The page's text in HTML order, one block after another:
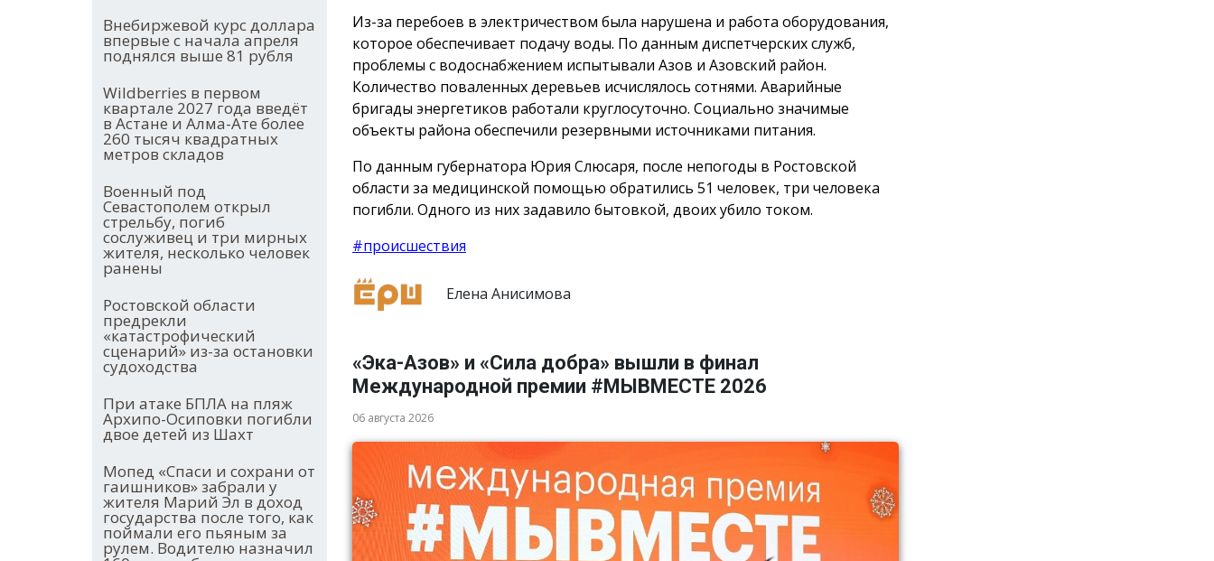
Внебиржевой курс доллара
впервые с начала апреля
поднялся выше 81 рубля
Wildberries в первом
квартале 2027 года введёт
в Астане и Алма-Ате более
260 тысяч квадратных
метров складов
Военный под
Севастополем открыл
стрельбу, погиб
сослуживец и три мирных
жителя, несколько человек
ранены
Ростовской области
предрекли
«катастрофический
сценарий» из-за остановки
судоходства
При атаке БПЛА на пляж
Архипо-Осиповки погибли
двое детей из Шахт
Мопед «Спаси и сохрани от
гаишников» забрали у
жителя Марий Эл в доход
государства после того, как
поймали его пьяным за
рулем. Водителю назначил
Из-за перебоев в электричеством была нарушена и работа оборудования,
которое обеспечивает подачу воды. По данным диспетчерских служб,
проблемы с водоснабжением испытывали Азов и Азовский район.
Количество поваленных деревьев исчислялось сотнями. Аварийные
бригады энергетиков работали круглосуточно. Социально значимые
объекты района обеспечили резервными источниками питания.
По данным губернатора Юрия Слюсаря, после непогоды в Ростовской
области за медицинской помощью обратились 51 человек, три человека
погибли. Одного из них задавило бытовкой, двоих убило током.
#происшествия
Елена Анисимова
«Эка-Азов» и «Сила добра» вышли в финал
Международной премии #МЫВМЕСТЕ 2026
06 августа 2026